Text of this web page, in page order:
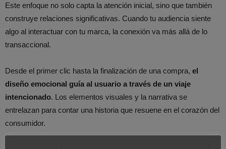
Este enfoque no solo capta la atención inicial, sino que también
construye relaciones significativas. Cuando tu audiencia siente
algo al interactuar con tu marca, la conexión va más allá de lo
transaccional.
Desde el primer clic hasta la finalización de una compra, el
diseño emocional guía al usuario a través de un viaje
intencionado. Los elementos visuales y la narrativa se
entrelazan para contar una historia que resuene en el corazón del
consumidor.